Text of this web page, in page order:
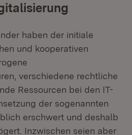
haben der initiale
und kooperativen
verschiedene rechtliche
Ressourcen bei den IT-
der sogenannten
erschwert und deshalb
Inzwischen seien aber